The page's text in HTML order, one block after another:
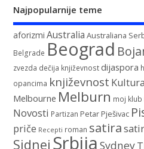
Najpopularnije teme
aforizmi Australia Australiana
Belgrade Beograd
zvezda dečija književnostdijaspora
opancima književnost Kultura
Melbourne Melburn moj klub
Novosti Partizan Petar Pješivac
priče Recepti roman satira
Sidnej Srbija Sydney